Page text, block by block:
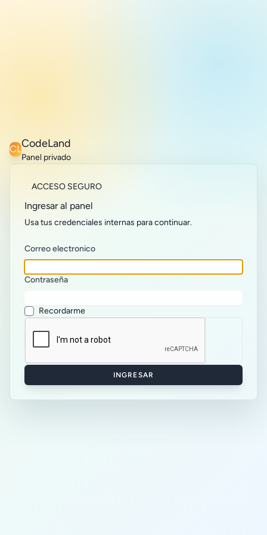
CLCodeLand
Panel privado
ACCESO SEGURO
Ingresar al panel
Usa tus credenciales internas para continuar.
Correo electronico
Contraseña
Recordarme
INGRESAR